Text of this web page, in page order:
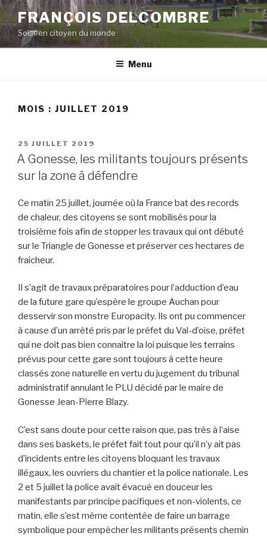
Aller
au
contenu
principal
FRANÇOIS DELCOMBRE
Soiséen citoyen du monde
Menu
MOIS : JUILLET 2019
PUBLIÉ
LE
25 JUILLET 2019
A Gonesse, les militants toujours présents
sur la zone à défendre
Ce matin 25 juillet, journée où la France bat des records
de chaleur, des citoyens se sont mobilisés pour la
troisième fois afin de stopper les travaux qui ont débuté
sur le Triangle de Gonesse et préserver ces hectares de
fraîcheur.
Il s’agit de travaux préparatoires pour l’adduction d’eau
de la future gare qu’espère le groupe Auchan pour
desservir son monstre Europacity. Ils ont pu commencer
à cause d’un arrêté pris par le préfet du Val-d’oise, préfet
qui ne doit pas bien connaître la loi puisque les terrains
prévus pour cette gare sont toujours à cette heure
classés zone naturelle en vertu du jugement du tribunal
administratif annulant le PLU décidé par le maire de
Gonesse Jean-Pierre Blazy.
C’est sans doute pour cette raison que, pas très à l’aise
dans ses baskets, le préfet fait tout pour qu’il n’y ait pas
d’incidents entre les citoyens bloquant les travaux
illégaux, les ouvriers du chantier et la police nationale. Les
2 et 5 juillet la police avait évacué en douceur les
manifestants par principe pacifiques et non-violents, ce
matin, elle s’est même contentée de faire un barrage
symbolique pour empêcher les militants présents chemin